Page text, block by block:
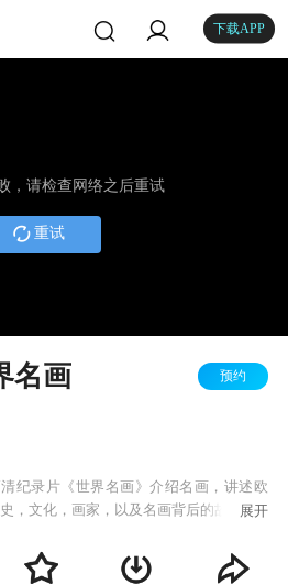
下载APP
，请检查网络之后重试
重试
名画 预约
纪录片《世界名画》介绍名画，讲述欧
，文化，画家，以及名画背后的故事。展开